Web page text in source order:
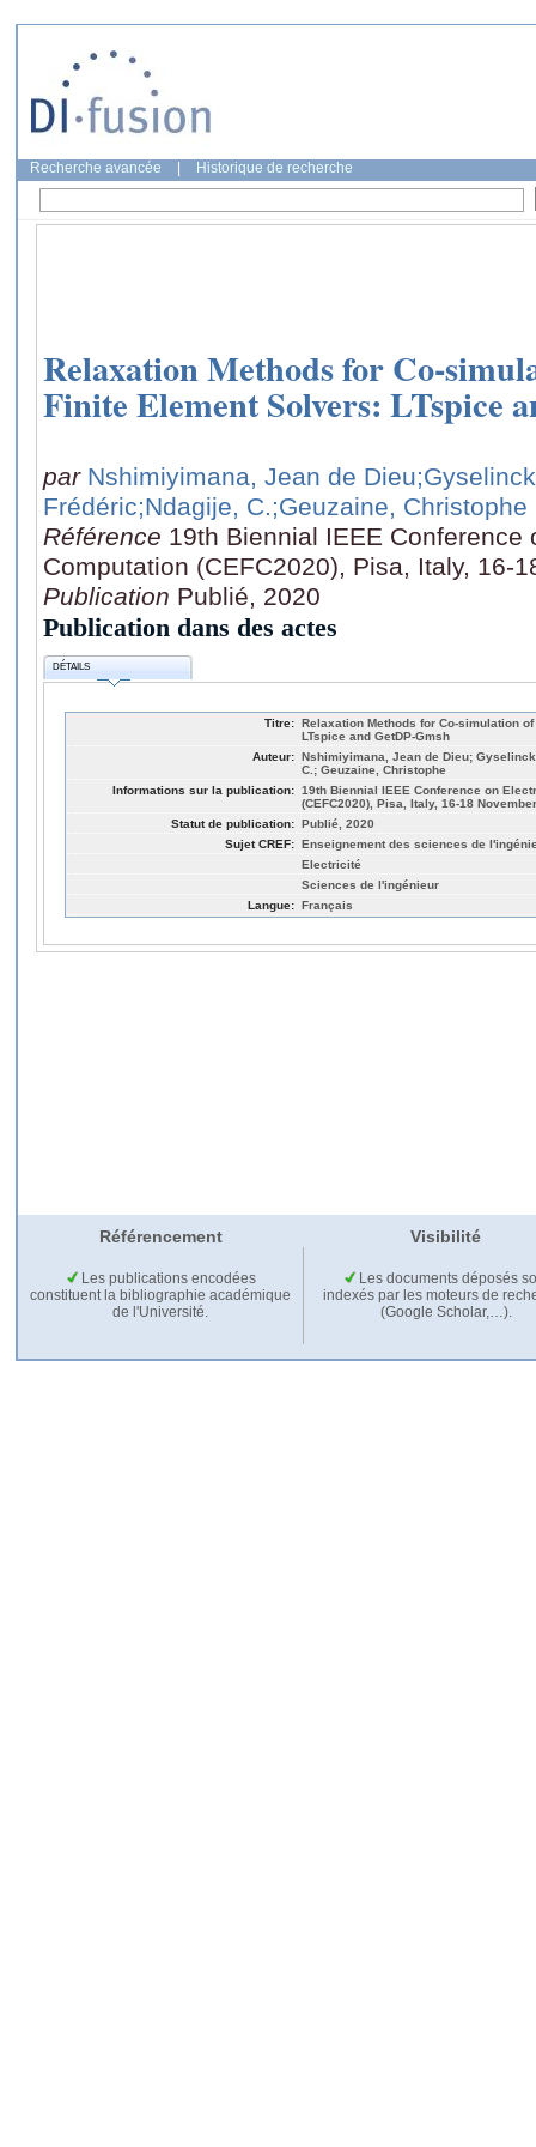
Recherche avancée Historique de recherche
Relaxation Methods for Co-
Finite Element Solvers: LTspice
par Nshimiyimana, Jean de Dieu
Frédéric;Ndagije, C.;Geuzaine, Christophe
Référence 19th Biennial IEEE
Computation (CEFC2020), Pisa, Italy, 16-
Publication Publié, 2020
Publication dans des actes
DÉTAILS
Titre: Relaxation Methods for Co-simulation
LTspice and GetDP-Gmsh
Auteur: Nshimiyimana, Jean de Dieu;
C.; Geuzaine, Christophe
Informations sur la publication: 19th Biennial IEEE Conference on
(CEFC2020), Pisa, Italy, 16-18
Statut de publication: Publié, 2020
Sujet CREF: Enseignement des sciences de
Electricité
Sciences de l'ingénieur
Langue: Français
Référencement Visibilité
Les publications encodées
constituent la bibliographie académique
de l'Université.
Les documents déposés
indexés par les moteurs de
(Google Scholar,…).